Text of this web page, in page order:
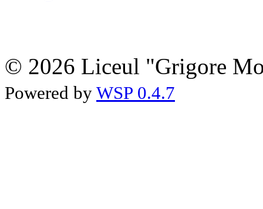
© 2026 Liceul "Grigore
Powered by WSP 0.4.7